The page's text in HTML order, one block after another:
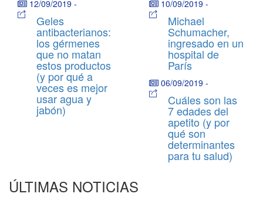
12/09/2019 -
Geles
antibacterianos:
los gérmenes
que no matan
estos productos
(y por qué a
veces es mejor
usar agua y
jabón)
10/09/2019 -
Michael
Schumacher,
ingresado en un
hospital de
París
06/09/2019 -
Cuáles son las
7 edades del
apetito (y por
qué son
determinantes
para tu salud)
ÚLTIMAS NOTICIAS